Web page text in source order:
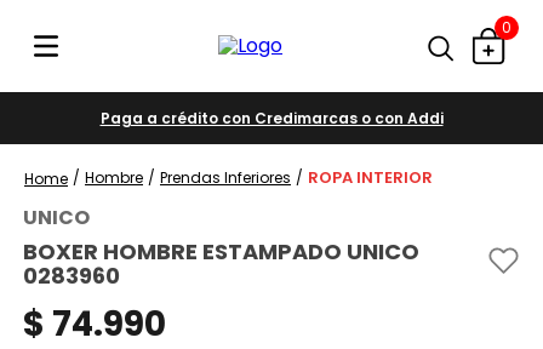
0
Paga a crédito con Credimarcas o con Addi
Hombre Prendas Inferiores ROPA INTERIOR
UNICO
BOXER HOMBRE ESTAMPADO UNICO
0283960
$ 74.990